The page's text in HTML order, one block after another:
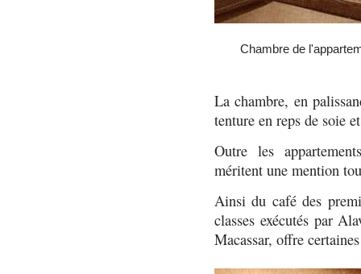
Chambre de
La chambre, en
tenture en reps de soie
Outre les
méritent une mention
Ainsi du café des
classes exécutés par
Macassar, offre